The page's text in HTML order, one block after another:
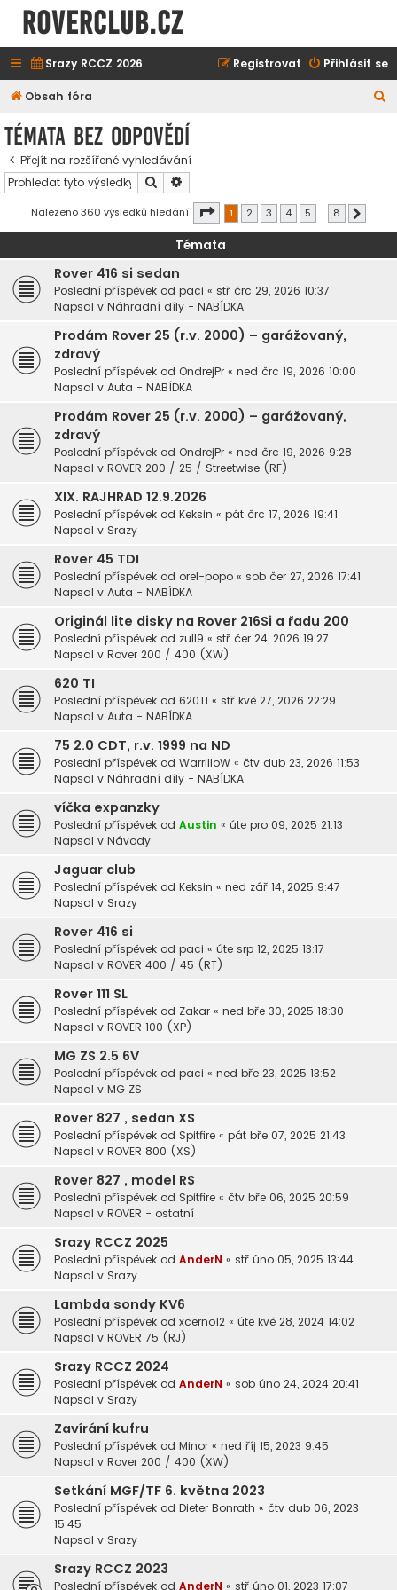
ROVERCLUB.cz
Srazy RCCZ 2026 Přihlásit se
Registrovat
Obsah fóra
Témata bez odpovědí
Přejít na rozšířené vyhledávání
Hledat
Nalezeno 360 výsledků hledání Stránka z
1 2 3 4 5 … 8
Témata
Rover 416 si sedan
Poslední příspěvek od paci « stř črc 29, 2026 10:37
Napsal v Náhradní díly - NABÍDKA
Prodám Rover 25 (r.v. 2000) – garážovaný,
zdravý
Poslední příspěvek od OndrejPr « ned črc 19, 2026 10:00
Napsal v Auta - NABÍDKA
Prodám Rover 25 (r.v. 2000) – garážovaný,
zdravý
Poslední příspěvek od OndrejPr « ned črc 19, 2026 9:28
Napsal v ROVER 200 / 25 / Streetwise (RF)
XIX. RAJHRAD 12.9.2026
Poslední příspěvek od Keksin « pát črc 17, 2026 19:41
Napsal v Srazy
Rover 45 TDI
Poslední příspěvek od orel-popo « sob čer 27, 2026 17:41
Napsal v Auta - NABÍDKA
Originál lite disky na Rover 216Si a řadu 200
Poslední příspěvek od zull9 « stř čer 24, 2026 19:27
Napsal v Rover 200 / 400 (XW)
620 TI
Poslední příspěvek od 620TI « stř kvě 27, 2026 22:29
Napsal v Auta - NABÍDKA
75 2.0 CDT, r.v. 1999 na ND
Poslední příspěvek od WarrilloW « čtv dub 23, 2026 11:53
Napsal v Náhradní díly - NABÍDKA
víčka expanzky
Poslední příspěvek od Austin « úte pro 09, 2025 21:13
Napsal v Návody
Jaguar club
Poslední příspěvek od Keksin « ned zář 14, 2025 9:47
Napsal v Srazy
Rover 416 si
Poslední příspěvek od paci « úte srp 12, 2025 13:17
Napsal v ROVER 400 / 45 (RT)
Rover 111 SL
Poslední příspěvek od Zakar « ned bře 30, 2025 18:30
Napsal v ROVER 100 (XP)
MG ZS 2.5 6V
Poslední příspěvek od paci « ned bře 23, 2025 13:52
Napsal v MG ZS
Rover 827 , sedan XS
Poslední příspěvek od Spitfire « pát bře 07, 2025 21:43
Napsal v ROVER 800 (XS)
Rover 827 , model RS
Poslední příspěvek od Spitfire « čtv bře 06, 2025 20:59
Napsal v ROVER - ostatní
Srazy RCCZ 2025
Poslední příspěvek od AnderN « stř úno 05, 2025 13:44
Napsal v Srazy
Lambda sondy KV6
Poslední příspěvek od xcerno12 « úte kvě 28, 2024 14:02
Napsal v ROVER 75 (RJ)
Srazy RCCZ 2024
Poslední příspěvek od AnderN « sob úno 24, 2024 20:41
Napsal v Srazy
Zavírání kufru
Poslední příspěvek od Minor « ned říj 15, 2023 9:45
Napsal v Rover 200 / 400 (XW)
Setkání MGF/TF 6. května 2023
Poslední příspěvek od Dieter Bonrath « čtv dub 06, 2023
15:45
Napsal v Srazy
Srazy RCCZ 2023
Poslední příspěvek od AnderN « stř úno 01, 2023 17:07